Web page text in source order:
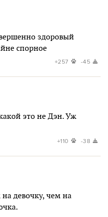
здоровый
спорное
+257 -45
это не Дэн. Уж
+110 -38
девочку, чем на